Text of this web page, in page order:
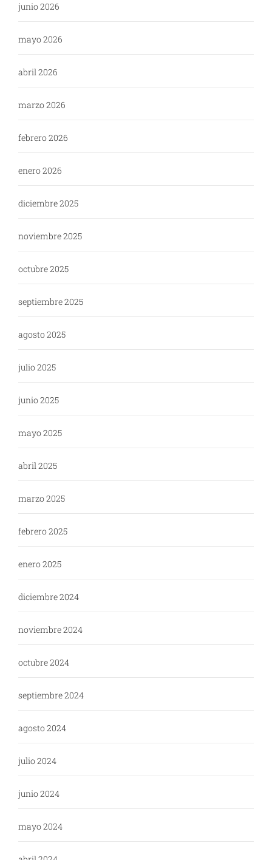
junio 2026
mayo 2026
abril 2026
marzo 2026
febrero 2026
enero 2026
diciembre 2025
noviembre 2025
octubre 2025
septiembre 2025
agosto 2025
julio 2025
junio 2025
mayo 2025
abril 2025
marzo 2025
febrero 2025
enero 2025
diciembre 2024
noviembre 2024
octubre 2024
septiembre 2024
agosto 2024
julio 2024
junio 2024
mayo 2024